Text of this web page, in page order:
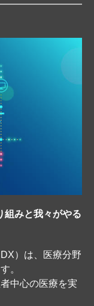
組みと我々がやる
）は、医療分野
。
中心の医療を実